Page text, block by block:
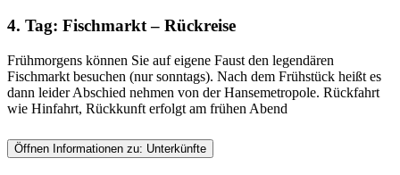
4. Tag: Fischmarkt – Rückreise
Frühmorgens können Sie auf eigene Faust den legendären
Fischmarkt besuchen (nur sonntags). Nach dem Frühstück heißt es
dann leider Abschied nehmen von der Hansemetropole. Rückfahrt
wie Hinfahrt, Rückkunft erfolgt am frühen Abend
Öffnen Informationen zu: Unterkünfte